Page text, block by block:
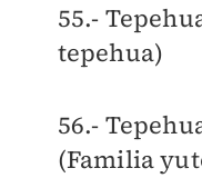
55.-
tepehua)
56.-
(Familia